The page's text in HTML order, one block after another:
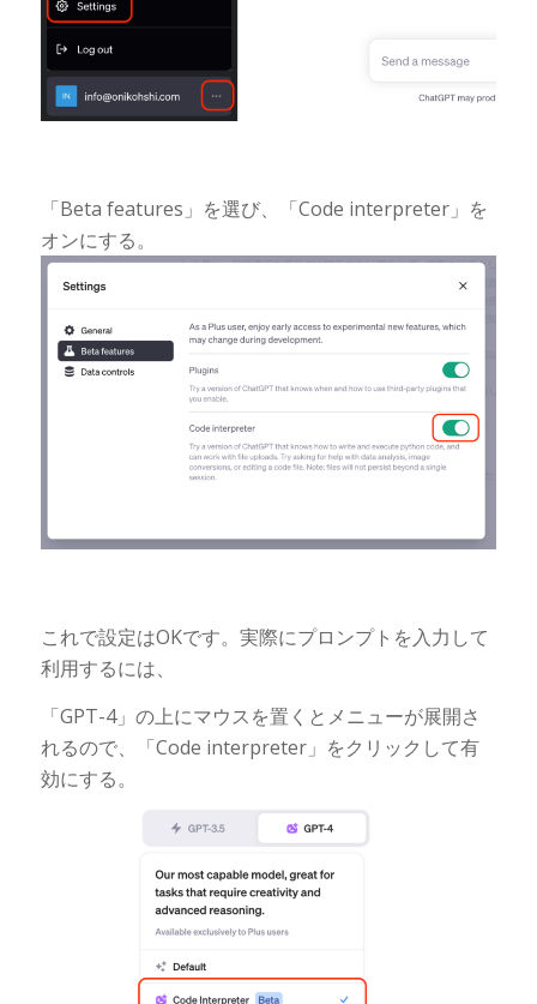
「Beta features」を選び、「Code interpreter」を
オンにする。
これで設定はOKです。実際にプロンプトを入力して
利用するには、
「GPT-4」の上にマウスを置くとメニューが展開さ
れるので、「Code interpreter」をクリックして有
効にする。